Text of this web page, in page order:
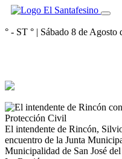
° - ST ° | Sábado 8 de Agosto
El intendente de Rincón,
encuentro de la Junta
Municipalidad de San José